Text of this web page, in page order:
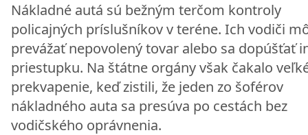
Nákladné autá sú bežným terčom kontroly
policajných príslušníkov v teréne. Ich vodiči
prevážať nepovolený tovar alebo sa dopúšťať
priestupku. Na štátne orgány však čakalo
prekvapenie, keď zistili, že jeden zo šoférov
nákladného auta sa presúva po cestách bez
vodičského oprávnenia.